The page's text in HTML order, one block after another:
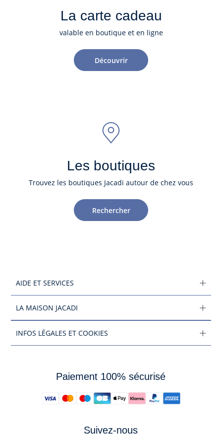
La carte cadeau
valable en boutique et en ligne
Découvrir
Les boutiques
Trouvez les boutiques Jacadi autour de chez vous
Rechercher
AIDE ET SERVICES
LA MAISON JACADI
INFOS LÉGALES ET COOKIES
Paiement 100% sécurisé
Suivez-nous